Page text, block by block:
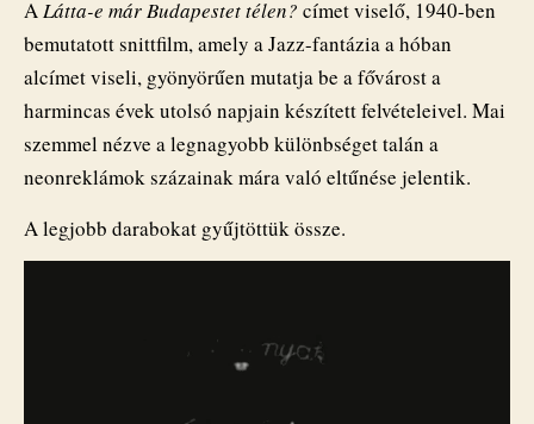
ALátta-e már Budapestet télen? címet viselő, 1940-ben
bemutatott snittfilm, amely a Jazz-fantázia a hóban
alcímet viseli, gyönyörűen mutatja be a fővárost a
harmincas évek utolsó napjain készített felvételeivel. Mai
szemmel nézve a legnagyobb különbséget talán a
neonreklámok százainak mára való eltűnése jelentik.
A legjobb darabokat gyűjtöttük össze.